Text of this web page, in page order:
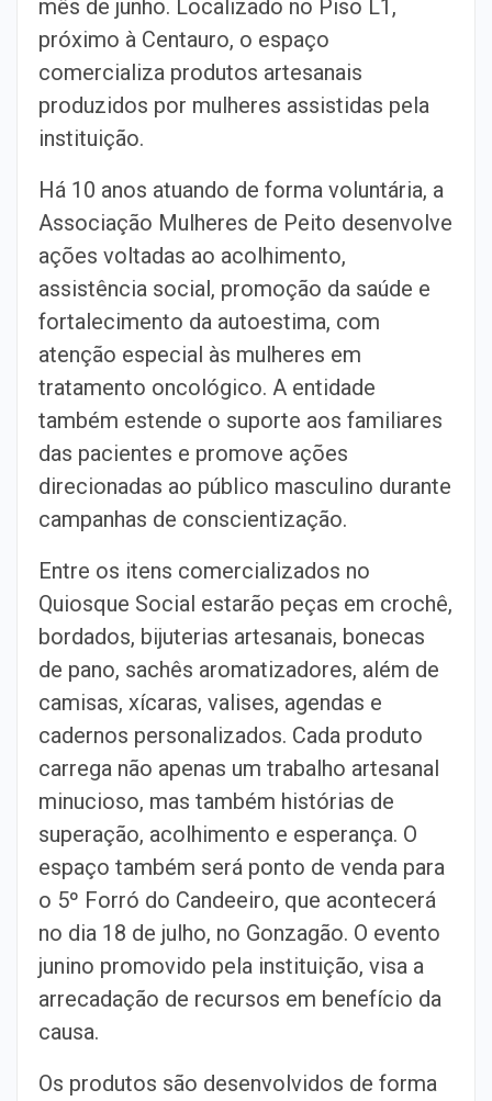
mês de junho. Localizado no Piso L1,
próximo à Centauro, o espaço
comercializa produtos artesanais
produzidos por mulheres assistidas pela
instituição.
Há 10 anos atuando de forma voluntária, a
Associação Mulheres de Peito desenvolve
ações voltadas ao acolhimento,
assistência social, promoção da saúde e
fortalecimento da autoestima, com
atenção especial às mulheres em
tratamento oncológico. A entidade
também estende o suporte aos familiares
das pacientes e promove ações
direcionadas ao público masculino durante
campanhas de conscientização.
Entre os itens comercializados no
Quiosque Social estarão peças em crochê,
bordados, bijuterias artesanais, bonecas
de pano, sachês aromatizadores, além de
camisas, xícaras, valises, agendas e
cadernos personalizados. Cada produto
carrega não apenas um trabalho artesanal
minucioso, mas também histórias de
superação, acolhimento e esperança. O
espaço também será ponto de venda para
o 5º Forró do Candeeiro, que acontecerá
no dia 18 de julho, no Gonzagão. O evento
junino promovido pela instituição, visa a
arrecadação de recursos em benefício da
causa.
Os produtos são desenvolvidos de forma